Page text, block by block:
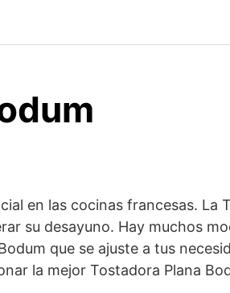
en las cocinas francesas.
su desayuno. Hay muchos
que se ajuste a tus
la mejor Tostadora Plana